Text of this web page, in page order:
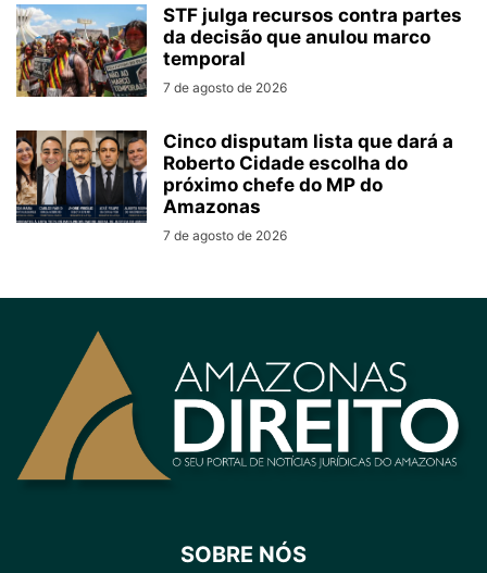
STF julga recursos contra partes
da decisão que anulou marco
temporal
7 de agosto de 2026
Cinco disputam lista que dará a
Roberto Cidade escolha do
próximo chefe do MP do
Amazonas
7 de agosto de 2026
SOBRE NÓS